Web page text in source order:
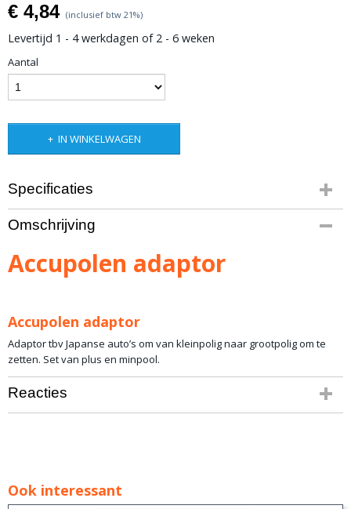
€ 4,84 (inclusief btw 21%)
Levertijd 1 - 4 werkdagen of 2 - 6 weken
Aantal
IN WINKELWAGEN
Specificaties
Bruto gewicht
0,50 Kg
Omschrijving
Accupolen adaptor
Accupolen adaptor
Adaptor tbv Japanse auto’s om van kleinpolig naar grootpolig om te
zetten. Set van plus en minpool.
Reacties
Ook interessant